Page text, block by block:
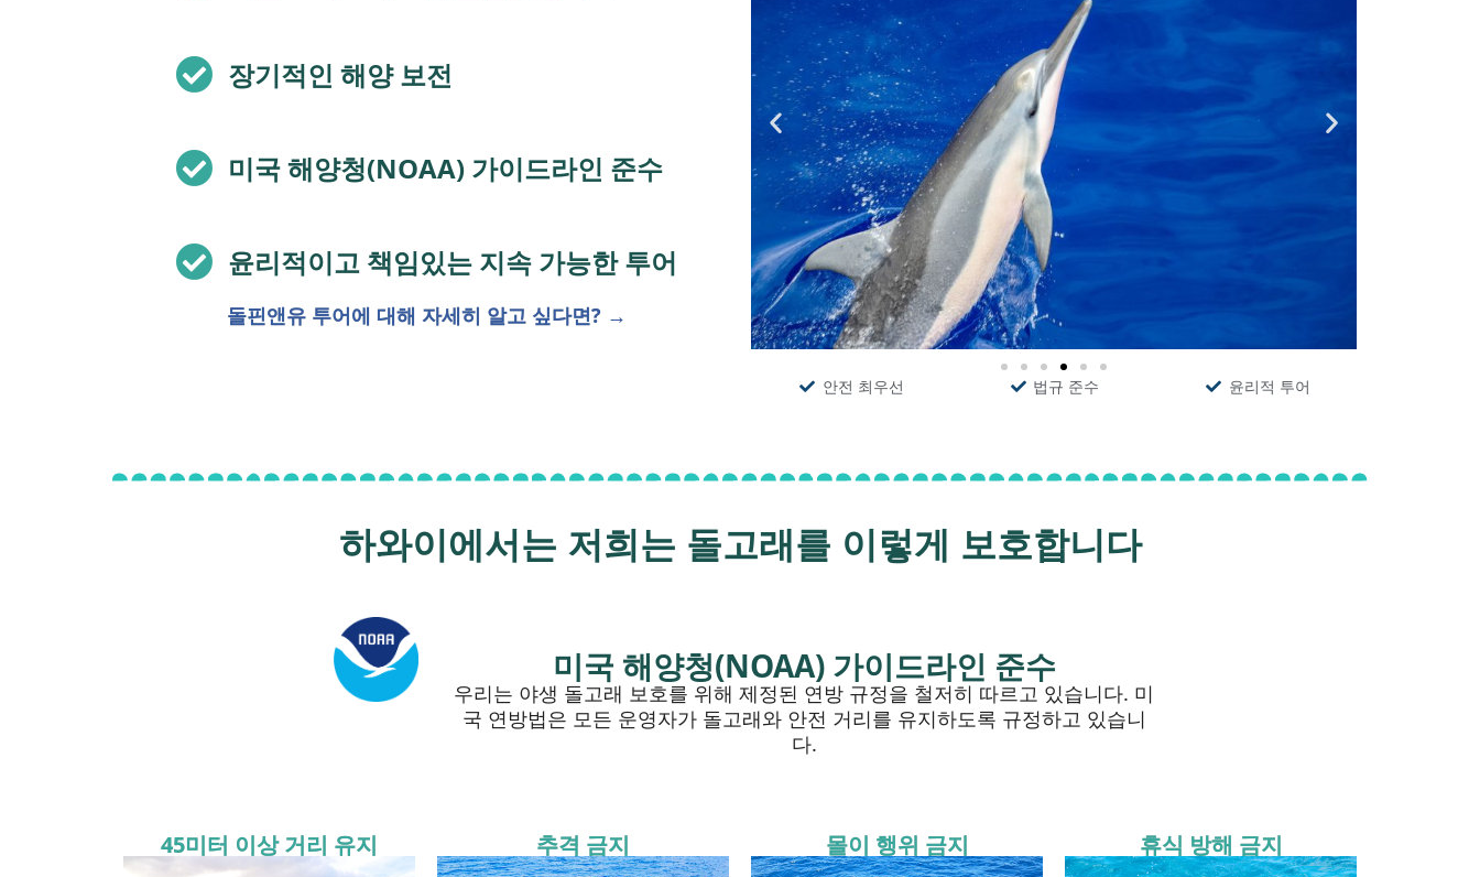
장기적인 해양 보전
미국 해양청(NOAA) 가이드라인 준수
윤리적이고 책임있는 지속 가능한 투어
돌핀앤유 투어에 대해 자세히 알고 싶다면? →
안전 최우선 법규 준수 윤리적 투어
하와이에서는 저희는 돌고래를 이렇게 보호합니다
미국 해양청(NOAA) 가이드라인 준수
우리는 야생 돌고래 보호를 위해 제정된 연방 규정을 철저히 따르고 있습니다. 미
국 연방법은 모든 운영자가 돌고래와 안전 거리를 유지하도록 규정하고 있습니
다.
45미터 이상 거리 유지 추격 금지 몰이 행위 금지 휴식 방해 금지